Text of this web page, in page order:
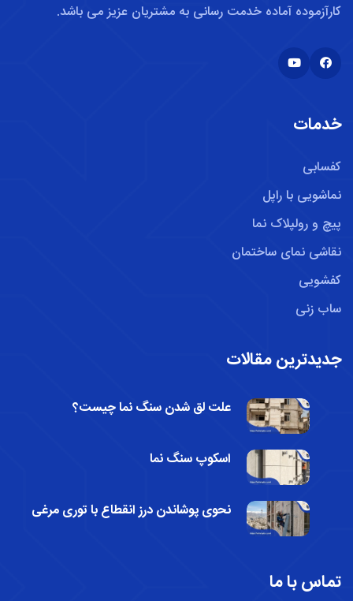
کارآزموده آماده خدمت رسانی به مشتریان عزیز می باشد.
خدمات
کفسابی
نماشویی با راپل
پیچ و رولپلاک نما
نقاشی نمای ساختمان
کفشویی
ساب زنی
جدیدترین مقالات
علت لق شدن سنگ نما چیست؟
اسکوپ سنگ نما
نحوی پوشاندن درز انقطاع با توری مرغی
تماس با ما